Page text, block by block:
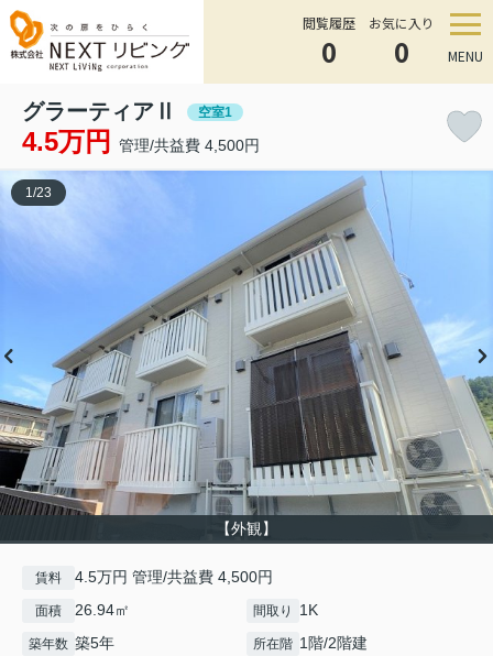
閲覧履歴
0
お気に入り
0 MENU
グラーティアⅡ 空室1
4.5万円 管理/共益費 4,500円
【外観】
1/23
賃料 4.5万円 管理/共益費 4,500円
面積 26.94㎡ 間取り 1K
築年数 築5年 所在階 1階/2階建